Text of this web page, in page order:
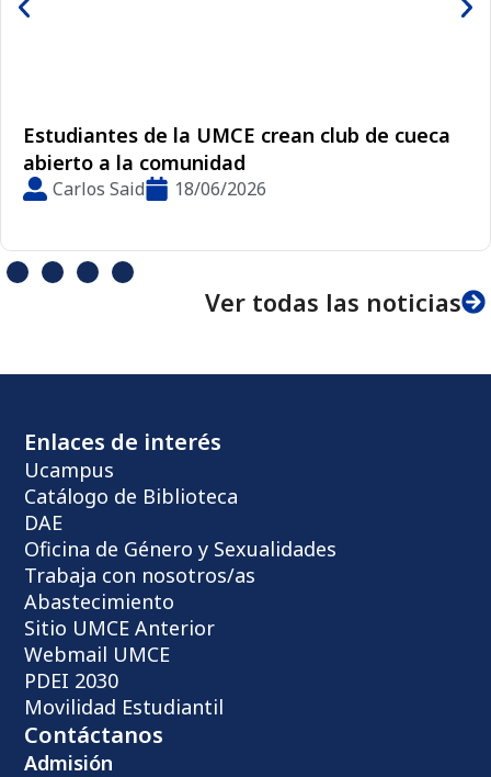
Estudiantes de la UMCE crean club de cueca
abierto a la comunidad
Carlos Said 18/06/2026
Ver todas las noticias
Enlaces de interés
Ucampus
Catálogo de Biblioteca
DAE
Oficina de Género y Sexualidades
Trabaja con nosotros/as
Abastecimiento
Sitio UMCE Anterior
Webmail UMCE
PDEI 2030
Movilidad Estudiantil
Contáctanos
Admisión